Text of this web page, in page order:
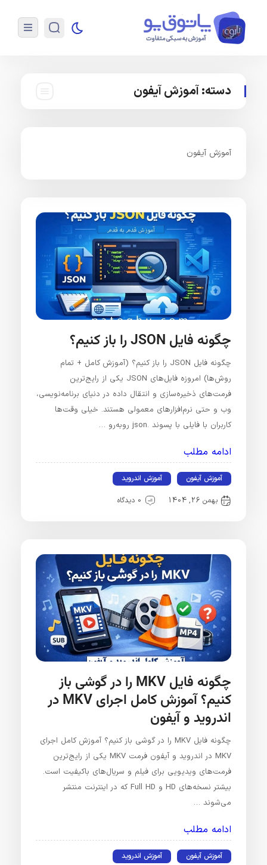
دسته:آموزش آیفون
آموزش آیفون
چگونه فایل JSON را باز کنیم؟
چگونه فایل JSON را باز کنیم؟ (آموزش کامل + تمام
روش‌ها) امروزه فایل‌های JSON یکی از رایج‌ترین
فرمت‌های ذخیره‌سازی و انتقال داده در دنیای برنامه‌نویسی،
وب و حتی نرم‌افزارهای معمولی هستند. خیلی وقت‌ها
کاربران با فایلی با پسوند .json روبه‌رو …
ادامه مطلب
آموزش آیفون آموزش اندروید
بهمن 26, 1404 0 دیدگاه
چگونه فایل MKV را در گوشی باز
کنیم؟ آموزش کامل اجرای MKV در
اندروید و آیفون
چگونه فایل MKV را در گوشی باز کنیم؟ آموزش کامل اجرای
MKV در اندروید و آیفون فرمت MKV یکی از رایج‌ترین
فرمت‌های ویدیویی برای فیلم و سریال‌های باکیفیت است.
بیشتر نسخه‌های HD و Full HD که در اینترنت منتشر
می‌شوند …
ادامه مطلب
آموزش آیفون آموزش اندروید